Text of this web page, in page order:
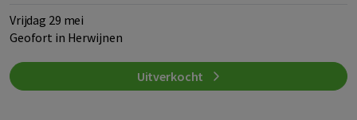
Vrijdag 29 mei
Geofort in Herwijnen
Uitverkocht